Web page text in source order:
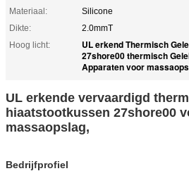
Materiaal:
Silicone
Dikte:
2.0mmT
Hoog licht:
UL erkend Thermisch
27shore00 thermisch
Apparaten voor
UL erkende vervaardigd
hiaatstootkussen 27shore00
massaopslag,
Bedrijfprofiel